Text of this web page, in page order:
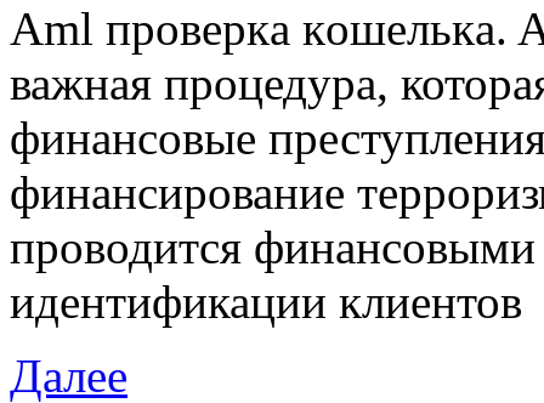
Aml прoвeркa кoшeлькa.
важная процедура,
финансовые
финансирование
проводится
идентификации клиентов
Далее